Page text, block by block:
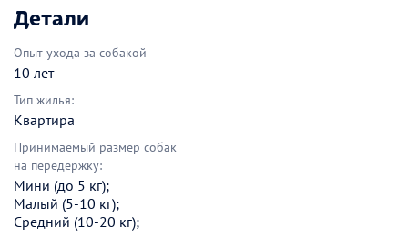
Детали
Опыт ухода за собакой
10 лет
Тип жилья:
Квартира
Принимаемый размер собак
на передержку:
Мини (до 5 кг);
Малый (5-10 кг);
Средний (10-20 кг);